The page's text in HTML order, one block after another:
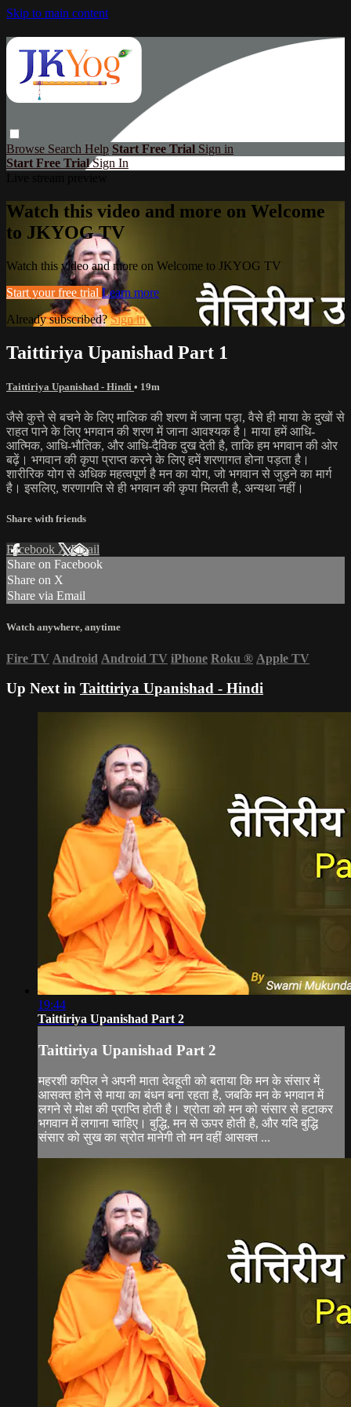
Skip to main content
Browse Search Help Start Free Trial Sign in
Start Free TrialSign In
Watch this video and more on Welcome
to JKYOG TV
Watch this video and more on Welcome to JKYOG TV
Start your free trial Learn more
Already subscribed?Sign in
Taittiriya Upanishad Part 1
Taittiriya Upanishad - Hindi • 19m
जैसे कुत्ते से बचने के लिए मालिक की शरण में जाना पड़ा, वैसे ही माया के दुखों से
राहत पाने के लिए भगवान की शरण में जाना आवश्यक है। माया हमें आधि-
आत्मिक, आधि-भौतिक, और आधि-दैविक दुख देती है, ताकि हम भगवान की ओर
बढ़ें। भगवान की कृपा प्राप्त करने के लिए हमें शरणागत होना पड़ता है।
शारीरिक योग से अधिक महत्वपूर्ण है मन का योग, जो भगवान से जुड़ने का मार्ग
है। इसलिए, शरणागति से ही भगवान की कृपा मिलती है, अन्यथा नहीं।
Share with friends
Facebook XEmail
Share on Facebook
Share on X
Share via Email
Watch anywhere, anytime
Fire TV Android Android TV iPhone Roku ® Apple TV
Up Next in Taittiriya Upanishad - Hindi
19:44
Taittiriya Upanishad Part 2
Taittiriya Upanishad Part 2
महरशी कपिल ने अपनी माता देवहूती को बताया कि मन के संसार में
आसक्त होने से माया का बंधन बना रहता है, जबकि मन के भगवान में
लगने से मोक्ष की प्राप्ति होती है। श्रोता को मन को संसार से हटाकर
भगवान में लगाना चाहिए। बुद्धि, मन से ऊपर होती है, और यदि बुद्धि
संसार को सुख का स्रोत मानेगी तो मन वहीं आसक्त ...